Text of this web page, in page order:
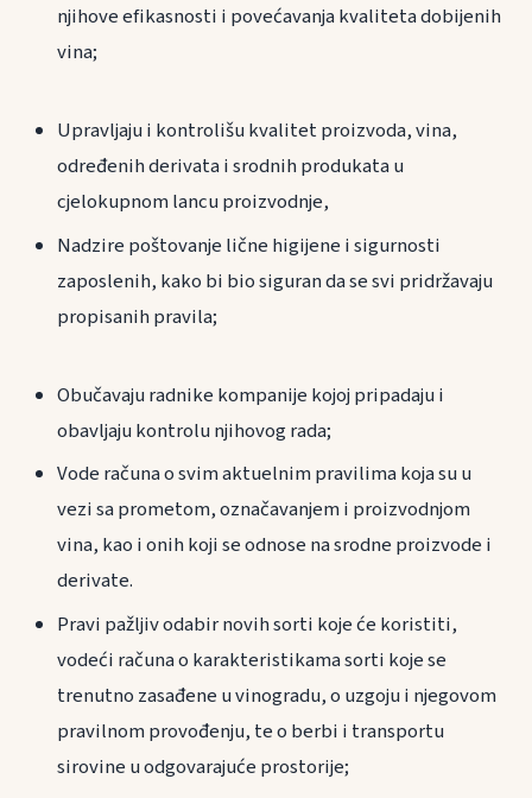
njihove efikasnosti i povećavanja kvaliteta dobijenih
vina;
Upravljaju i kontrolišu kvalitet proizvoda, vina,
određenih derivata i srodnih produkata u
cjelokupnom lancu proizvodnje,
Nadzire poštovanje lične higijene i sigurnosti
zaposlenih, kako bi bio siguran da se svi pridržavaju
propisanih pravila;
Obučavaju radnike kompanije kojoj pripadaju i
obavljaju kontrolu njihovog rada;
Vode računa o svim aktuelnim pravilima koja su u
vezi sa prometom, označavanjem i proizvodnjom
vina, kao i onih koji se odnose na srodne proizvode i
derivate.
Pravi pažljiv odabir novih sorti koje će koristiti,
vodeći računa o karakteristikama sorti koje se
trenutno zasađene u vinogradu, o uzgoju i njegovom
pravilnom provođenju, te o berbi i transportu
sirovine u odgovarajuće prostorije;